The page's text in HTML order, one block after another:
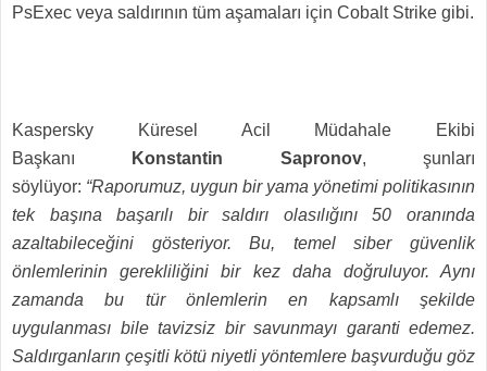
PsExec veya saldırının tüm aşamaları için Cobalt Strike gibi.
Kaspersky Küresel Acil Müdahale Ekibi
Başkanı
Konstantin Sapronov, şunları
söylüyor: “Raporumuz, uygun bir yama yönetimi politikasının
tek başına başarılı bir saldırı olasılığını 50 oranında
azaltabileceğini gösteriyor. Bu, temel siber güvenlik
önlemlerinin gerekliliğini bir kez daha doğruluyor. Aynı
zamanda bu tür önlemlerin en kapsamlı şekilde
uygulanması bile tavizsiz bir savunmayı garanti edemez.
Saldırganların çeşitli kötü niyetli yöntemlere başvurduğu göz